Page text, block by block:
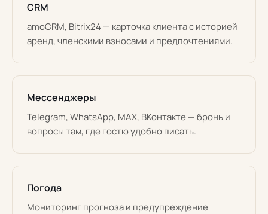
CRM
amoCRM, Bitrix24 — карточка клиента с историей
аренд, членскими взносами и предпочтениями.
Мессенджеры
Telegram, WhatsApp, MAX, ВКонтакте — бронь и
вопросы там, где гостю удобно писать.
Погода
Мониторинг прогноза и предупреждение